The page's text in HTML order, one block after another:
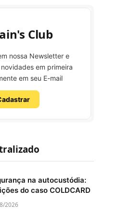
Club
nossa Newsletter e
em primeira
em seu E-mail
na autocustódia:
do caso COLDCARD
2026